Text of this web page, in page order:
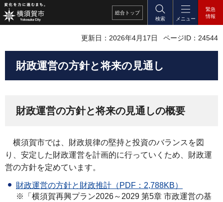
総合 トップ
検索
メニュー
緊急
情報
更新日：2026年4月17日 ページID：24544
財政運営の方針と将来の見通し
財政運営の方針と将来の見通しの概要
横須賀市では、財政規律の堅持と投資のバランスを図
り、安定した財政運営を計画的に行っていくため、財政運
営の方針を定めています。
財政運営の方針と財政推計（PDF：2,788KB）
※「横須賀再興プラン2026～2029 第5章 市政運営の基